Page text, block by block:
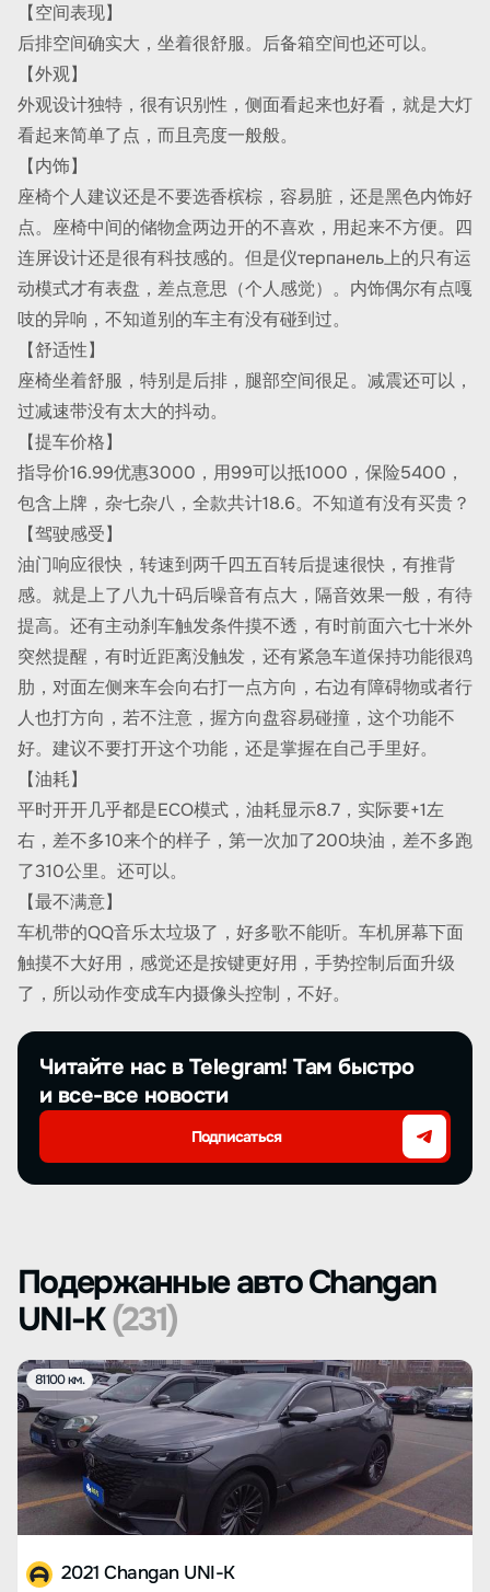
【空间表现】
后排空间确实大，坐着很舒服。后备箱空间也还可以。
【外观】
外观设计独特，很有识别性，侧面看起来也好看，就是大灯
看起来简单了点，而且亮度一般般。
【内饰】
座椅个人建议还是不要选香槟棕，容易脏，还是黑色内饰好
点。座椅中间的储物盒两边开的不喜欢，用起来不方便。四
连屏设计还是很有科技感的。但是仪терпанель上的只有运
动模式才有表盘，差点意思（个人感觉）。内饰偶尔有点嘎
吱的异响，不知道别的车主有没有碰到过。
【舒适性】
座椅坐着舒服，特别是后排，腿部空间很足。减震还可以，
过减速带没有太大的抖动。
【提车价格】
指导价16.99优惠3000，用99可以抵1000，保险5400，
包含上牌，杂七杂八，全款共计18.6。不知道有没有买贵？
【驾驶感受】
油门响应很快，转速到两千四五百转后提速很快，有推背
感。就是上了八九十码后噪音有点大，隔音效果一般，有待
提高。还有主动刹车触发条件摸不透，有时前面六七十米外
突然提醒，有时近距离没触发，还有紧急车道保持功能很鸡
肋，对面左侧来车会向右打一点方向，右边有障碍物或者行
人也打方向，若不注意，握方向盘容易碰撞，这个功能不
好。建议不要打开这个功能，还是掌握在自己手里好。
【油耗】
平时开开几乎都是ECO模式，油耗显示8.7，实际要+1左
右，差不多10来个的样子，第一次加了200块油，差不多跑
了310公里。还可以。
【最不满意】
车机带的QQ音乐太垃圾了，好多歌不能听。车机屏幕下面
触摸不大好用，感觉还是按键更好用，手势控制后面升级
了，所以动作变成车内摄像头控制，不好。
Читайте нас в Telegram! Там быстро
и все-все новости
Подписаться
Подержанные авто Changan
UNI-K(231)
81100 км.
2021 Changan UNI-K